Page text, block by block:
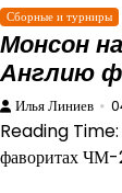
Сборные и турниры
Монсон
Англию
Илья Линиев
Reading Time:
фаворитах